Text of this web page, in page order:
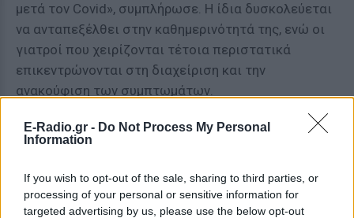
E-Radio.gr - Do Not Process My Personal
Information
If you wish to opt-out of the sale, sharing to third parties, or
processing of your personal or sensitive information for
targeted advertising by us, please use the below opt-out
μετά τον Covid», συμπλήρωσε. Η ίδια δυσκολεύεται
να ανταπεξέλθει στην καθημερινότητά της, ενώ οι
γιατροί που χειρίζονται τέτοια περιστατικά
επικεντρώνονται στη διαχείριση και την
ανακούφιση των συμπτωμάτων.